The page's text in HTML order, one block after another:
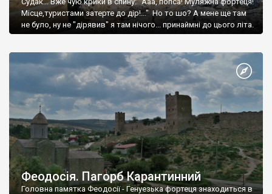
Місце,туристами затерте до дір!..." Но то шо? А мене ще там
не було, ну не "дірявив" я там нічого... принаймні до цього літа.
Феодосія. Пагорб Карантинний
Головна памятка Феодосії - Генуезька фортеця знаходиться в